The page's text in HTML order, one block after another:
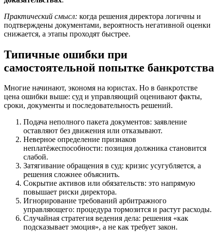
Практический смысл: когда решения директора логичны и
подтверждены документами, вероятность негативной оценки
снижается, а этапы проходят быстрее.
Типичные ошибки при
самостоятельной попытке банкротства
Многие начинают, экономя на юристах. Но в банкротстве
цена ошибки выше: суд и управляющий оценивают факты,
сроки, документы и последовательность решений.
Подача неполного пакета документов: заявление
оставляют без движения или отказывают.
Неверное определение признаков
неплатёжеспособности: позиция должника становится
слабой.
Затягивание обращения в суд: кризис усугубляется, а
решения сложнее объяснить.
Сокрытие активов или обязательств: это напрямую
повышает риски директора.
Игнорирование требований арбитражного
управляющего: процедура тормозится и растут расходы.
Случайная стратегия ведения дела: решения «как
подсказывает эмоция», а не как требует закон.